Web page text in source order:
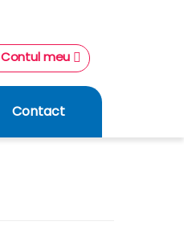
Contul meu
Contact